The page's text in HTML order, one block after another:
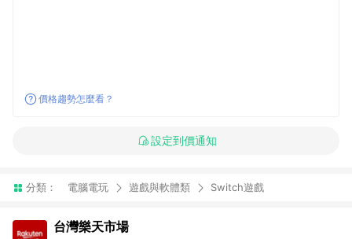
價格趨勢怎麼看？
設定到價通知
分類： 電腦電玩 遊戲與軟體類 Switch遊戲
台灣樂天市場